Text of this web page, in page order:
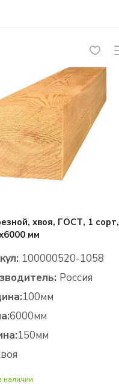
хвоя, ГОСТ, 1 сорт,
мм
100000520-1058
Россия
100мм
6000мм
150мм
наличии